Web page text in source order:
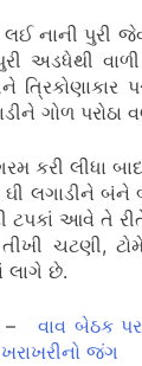
લઈ નાની પુરી
અડધેથી
ત્રિકોણાકાર
ગોળ પરોઠા
કરી લીધા
ઘી લગાડીને
ટપકાં આવે તે
ચટણી,
લાગે છે.
–વાવ બેઠક
જંગ